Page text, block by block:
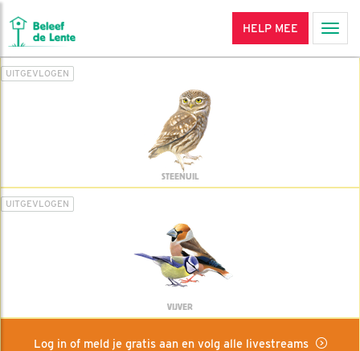
HELP MEE
UITGEVLOGEN
STEENUIL
UITGEVLOGEN
VIJVER
Log in of meld je gratis aan en volg alle livestreams